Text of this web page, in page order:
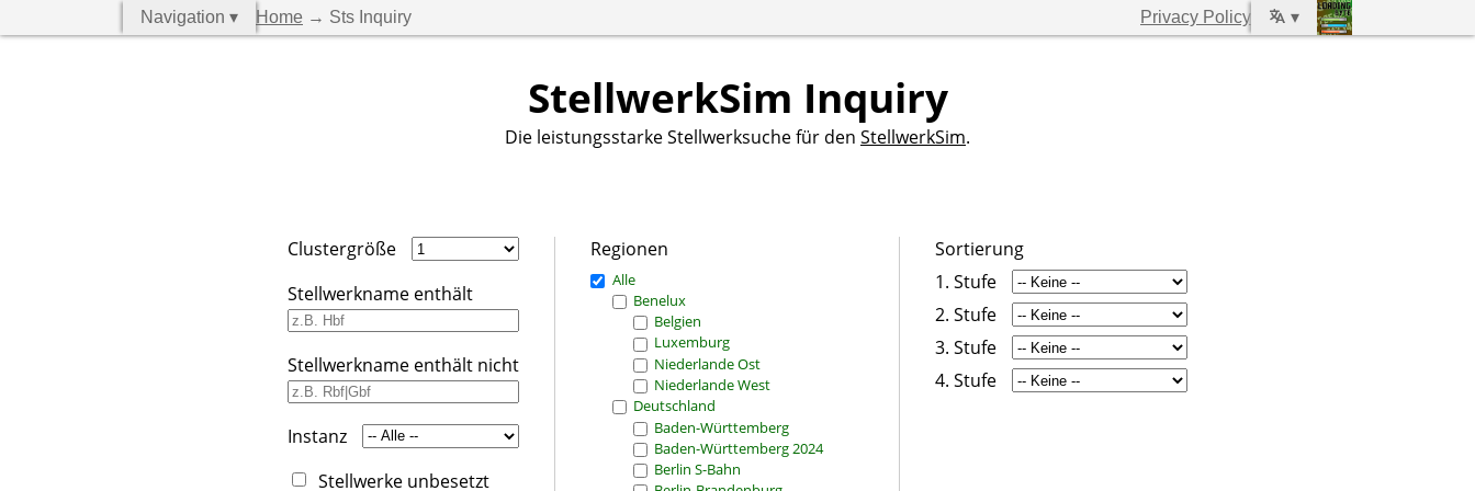
Navigation ▾ Home → Sts Inquiry Privacy Policy ▾
StellwerkSim Inquiry
Die leistungsstarke Stellwerksuche für den StellwerkSim.
Clustergröße
Stellwerkname enthält
Stellwerkname enthält nicht
Instanz
Stellwerke unbesetzt
Regionen
Alle
Benelux
Belgien
Luxemburg
Niederlande Ost
Niederlande West
Deutschland
Baden-Württemberg
Baden-Württemberg 2024
Berlin S-Bahn
Sortierung
1. Stufe
2. Stufe
3. Stufe
4. Stufe